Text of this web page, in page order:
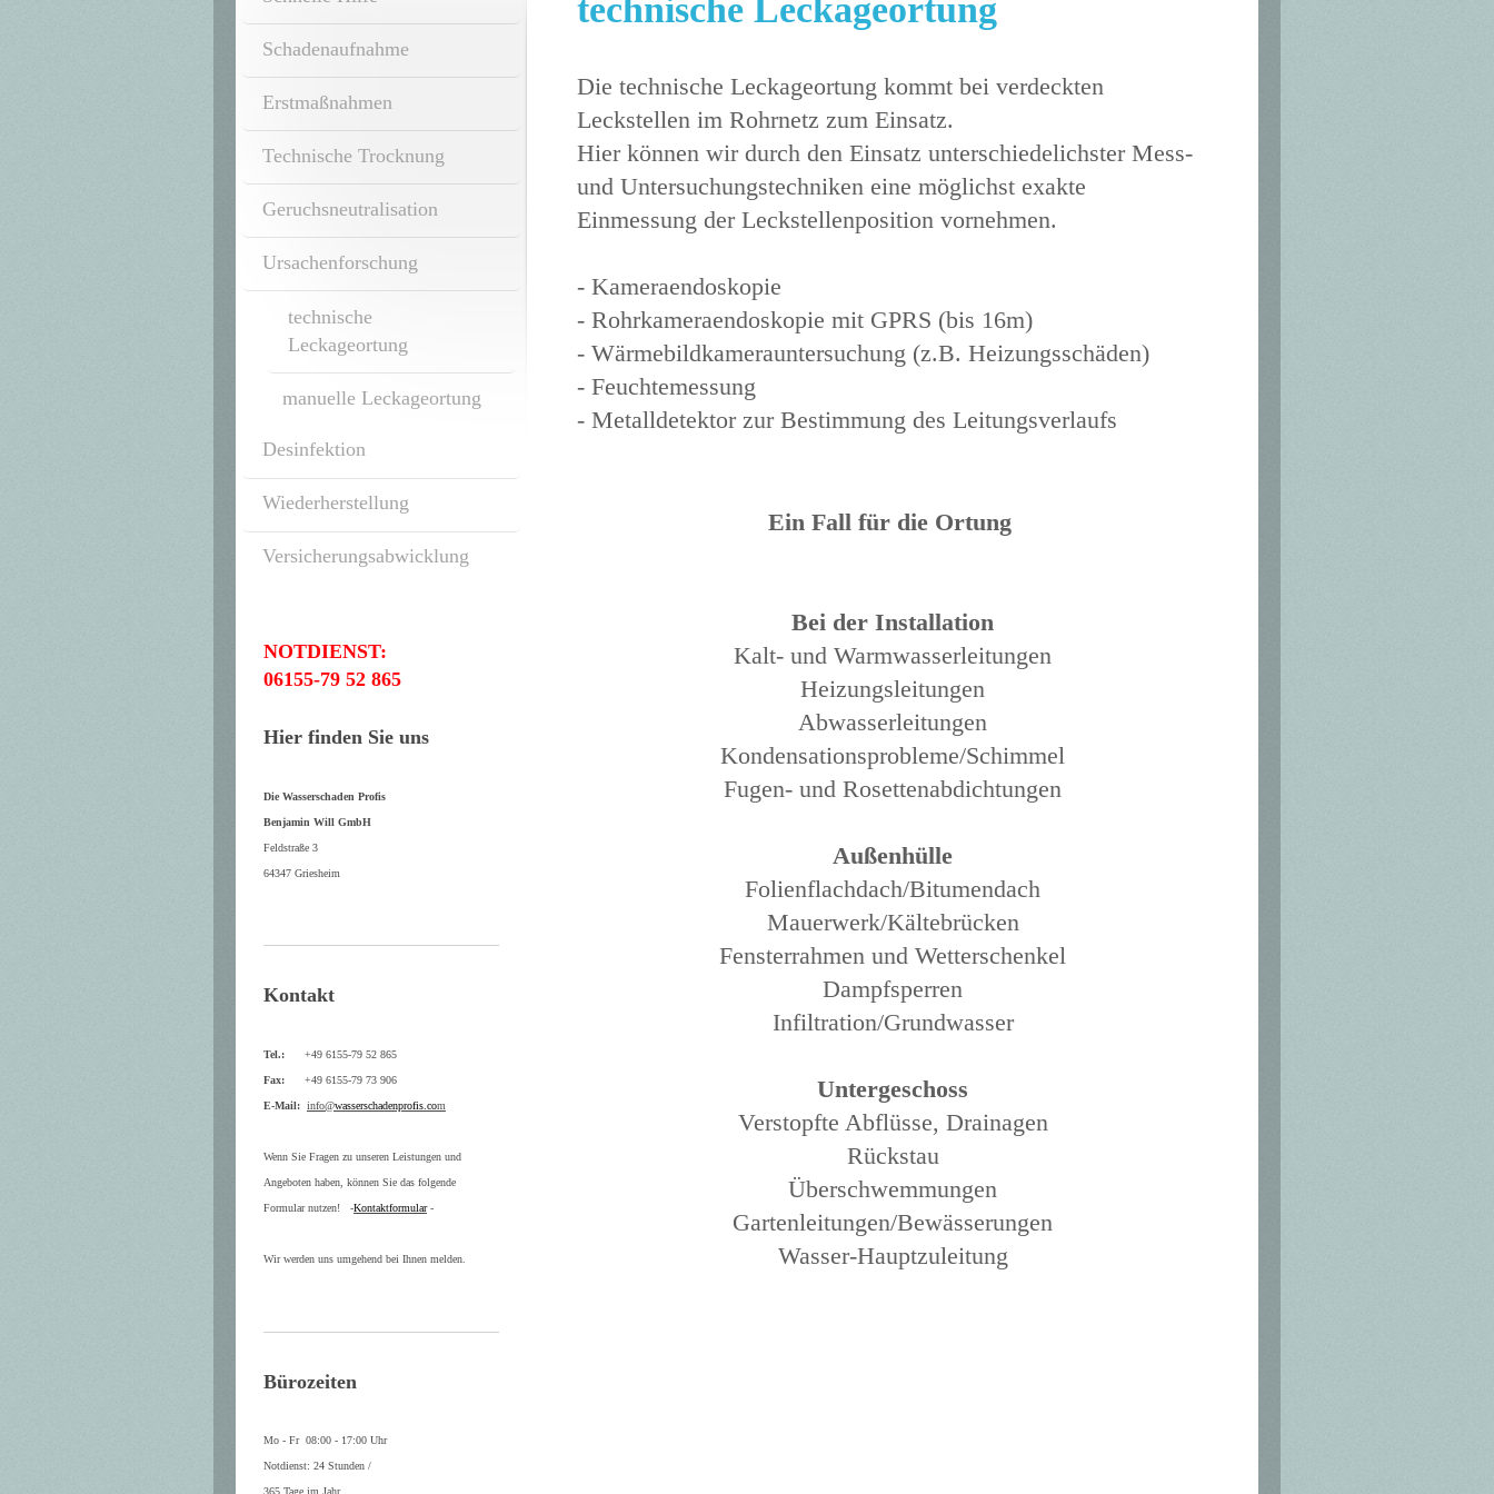
technische Leckageortung
Die technische Leckageortung kommt bei verdeckten
Leckstellen im Rohrnetz zum Einsatz.
Hier können wir durch den Einsatz unterschiedelichster Mess-
und Untersuchungstechniken eine möglichst exakte
Einmessung der Leckstellenposition vornehmen.
- Kameraendoskopie
- Rohrkameraendoskopie mit GPRS (bis 16m)
- Wärmebildkamerauntersuchung (z.B. Heizungsschäden)
- Feuchtemessung
- Metalldetektor zur Bestimmung des Leitungsverlaufs
Ein Fall für die Ortung
Bei der Installation
Kalt- und Warmwasserleitungen
Heizungsleitungen
Abwasserleitungen
Kondensationsprobleme/Schimmel
Fugen- und Rosettenabdichtungen
Außenhülle
Folienflachdach/Bitumendach
Mauerwerk/Kältebrücken
Fensterrahmen und Wetterschenkel
Dampfsperren
Infiltration/Grundwasser
Untergeschoss
Verstopfte Abflüsse, Drainagen
Rückstau
Überschwemmungen
Gartenleitungen/Bewässerungen
Wasser-Hauptzuleitung
Schadenaufnahme
Erstmaßnahmen
Technische Trocknung
Geruchsneutralisation
Ursachenforschung
technische
Leckageortung
manuelle Leckageortung
Desinfektion
Wiederherstellung
Versicherungsabwicklung
NOTDIENST:
06155-79 52 865
Hier finden Sie uns
Die Wasserschaden Profis
Benjamin Will GmbH
Feldstraße 3
64347 Griesheim
Kontakt
Tel.: +49 6155-79 52 865
Fax: +49 6155-79 73 906
E-Mail: info@wasserschadenprofis.com
Wenn Sie Fragen zu unseren Leistungen und
Angeboten haben, können Sie das folgende
Formular nutzen! -Kontaktformular-
Wir werden uns umgehend bei Ihnen melden.
Bürozeiten
Mo - Fr 08:00 - 17:00 Uhr
Notdienst: 24 Stunden /